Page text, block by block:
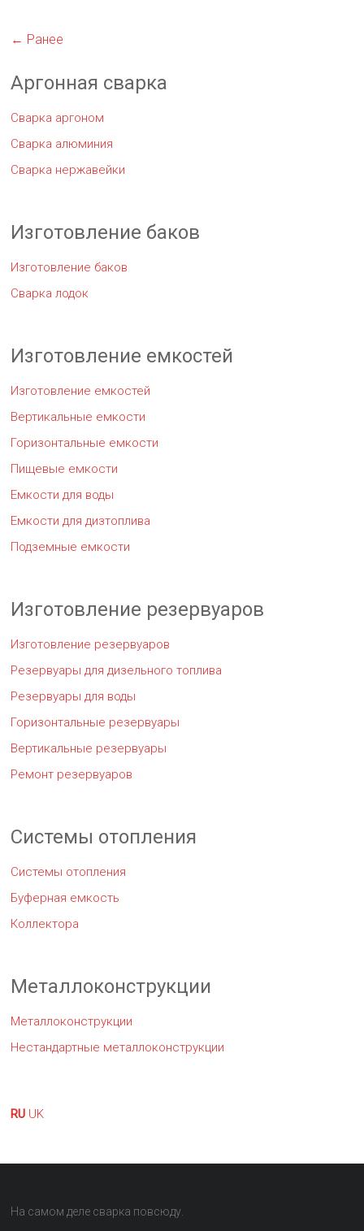
← Ранее
Аргонная сварка
Сварка аргоном
Сварка алюминия
Сварка нержавейки
Изготовление баков
Изготовление баков
Сварка лодок
Изготовление емкостей
Изготовление емкостей
Вертикальные емкости
Горизонтальные емкости
Пищевые емкости
Емкости для воды
Емкости для дизтоплива
Подземные емкости
Изготовление резервуаров
Изготовление резервуаров
Резервуары для дизельного топлива
Резервуары для воды
Горизонтальные резервуары
Вертикальные резервуары
Ремонт резервуаров
Системы отопления
Системы отопления
Буферная емкость
Коллектора
Металлоконструкции
Металлоконструкции
Нестандартные металлоконструкции
RU UK
На самом деле сварка повсюду.